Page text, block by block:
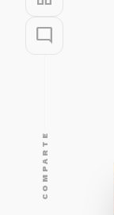
mode_comment
COMPARTE